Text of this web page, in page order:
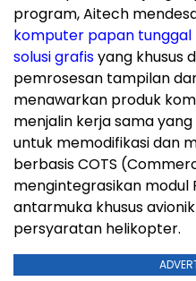
program, Aitech
komputer papan tunggal
solusi grafisyang khusus
pemrosesan tampilan
menawarkan produk
menjalin kerja sama
untuk memodifikasi dan
berbasis COTS
mengintegrasikan modul
antarmuka khusus
persyaratan helikopter.